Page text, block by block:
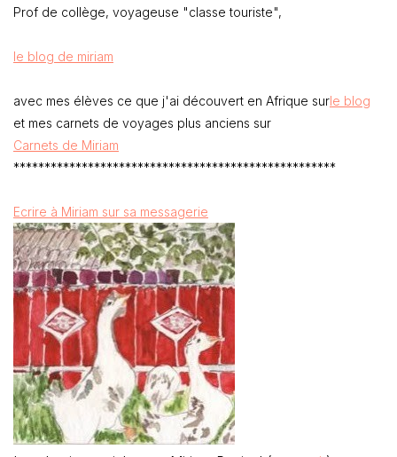
Prof de collège, voyageuse "classe touriste",
le blog de miriam
avec mes élèves ce que j'ai découvert en Afrique surle blog
et mes carnets de voyages plus anciens sur
Carnets de Miriam
****************************************************
Ecrire à Miriam sur sa messagerie